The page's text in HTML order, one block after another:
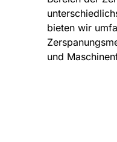
bieten wir
und